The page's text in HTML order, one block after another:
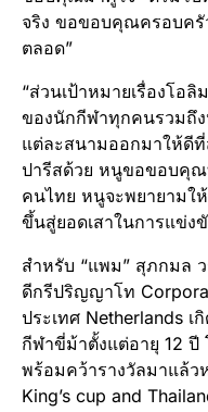
จริง ขอขอบคุณครอบค
ตลอด”
“ส่วนเป้าหมายเรื่องโอ
ของนักกีฬาทุกคนรวมถึ
แต่ละสนามออกมาให้ดี
ปารีสด้วย หนูขอขอบคุณ
คนไทย หนูจะพยายามใ
ขึ้นสู่ยอดเสาในการแข่ง
สำหรับ “แพม” สุภกมล
ดีกรีปริญญาโท
ประเทศ Netherlands
กีฬาขี่ม้าตั้งแต่อายุ 12 ปี
พร้อมคว้ารางวัลมาแล้ว
King’s cup and